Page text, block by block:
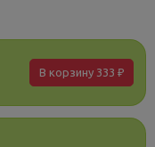
В корзину 333 ₽